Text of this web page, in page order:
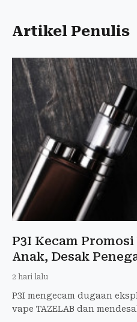
Artikel Penulis
P3I Kecam
Anak, Desak
2 hari lalu
P3I mengecam dugaan
vape TAZELAB dan